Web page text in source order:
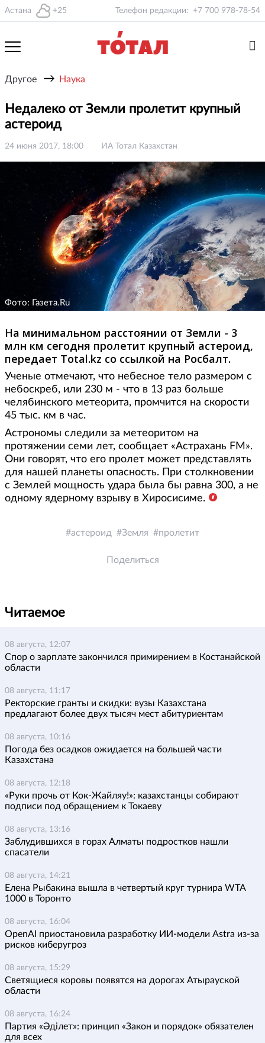
Астана +25 Телефон редакции: +7 700 978-78-54
Другое → Наука
Недалеко от Земли пролетит крупный
астероид
24 июня 2017, 18:00 ИА Тотал Казахстан
Фото: Газета.Ru
На минимальном расстоянии от Земли - 3
млн км сегодня пролетит крупный астероид,
передает Total.kz со ссылкой на Росбалт.
Ученые отмечают, что небесное тело размером с
небоскреб, или 230 м - что в 13 раз больше
челябинского метеорита, промчится на скорости
45 тыс. км в час.
Астрономы следили за метеоритом на
протяжении семи лет, сообщает «Астрахань FM».
Они говорят, что его пролет может представлять
для нашей планеты опасность. При столкновении
с Землей мощность удара была бы равна 300, а не
одному ядерному взрыву в Хиросисиме.
астероид Земля пролетит
Поделиться
Читаемое
08 августа, 12:07
Спор о зарплате закончился примирением в Костанайской
области
08 августа, 11:17
Ректорские гранты и скидки: вузы Казахстана
предлагают более двух тысяч мест абитуриентам
08 августа, 10:16
Погода без осадков ожидается на большей части
Казахстана
08 августа, 12:18
«Руки прочь от Кок-Жайляу!»: казахстанцы собирают
подписи под обращением к Токаеву
08 августа, 13:16
Заблудившихся в горах Алматы подростков нашли
спасатели
08 августа, 14:21
Елена Рыбакина вышла в четвертый круг турнира WTA
1000 в Торонто
08 августа, 16:04
OpenAI приостановила разработку ИИ-модели Astra из-за
рисков киберугроз
08 августа, 15:29
Светящиеся коровы появятся на дорогах Атырауской
области
08 августа, 16:24
Партия «Әділет»: принцип «Закон и порядок» обязателен
для всех